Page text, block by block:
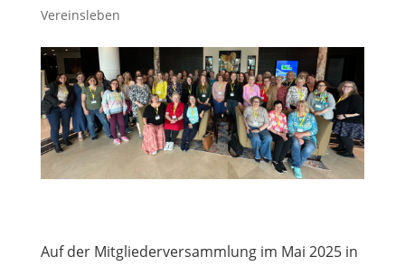
Vereinsleben
Auf der Mitgliederversammlung im Mai 2025 in